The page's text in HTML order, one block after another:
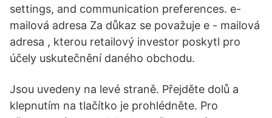
settings, and communication preferences. e-
mailová adresa Za důkaz se považuje e - mailová
adresa , kterou retailový investor poskytl pro
účely uskutečnění daného obchodu.
Jsou uvedeny na levé straně. Přejděte dolů a
klepnutím na tlačítko je prohlédněte. Pro